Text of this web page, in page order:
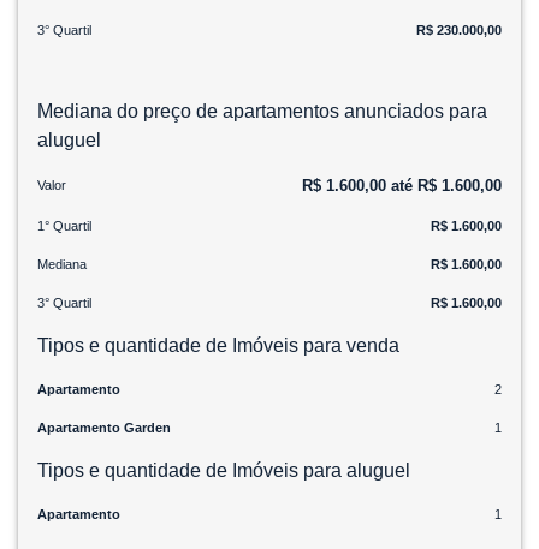
3° Quartil R$ 230.000,00
Mediana do preço de apartamentos anunciados para
aluguel
Valor R$ 1.600,00 até R$ 1.600,00
1° Quartil R$ 1.600,00
Mediana R$ 1.600,00
3° Quartil R$ 1.600,00
Tipos e quantidade de Imóveis para venda
Apartamento 2
Apartamento Garden 1
Tipos e quantidade de Imóveis para aluguel
Apartamento 1